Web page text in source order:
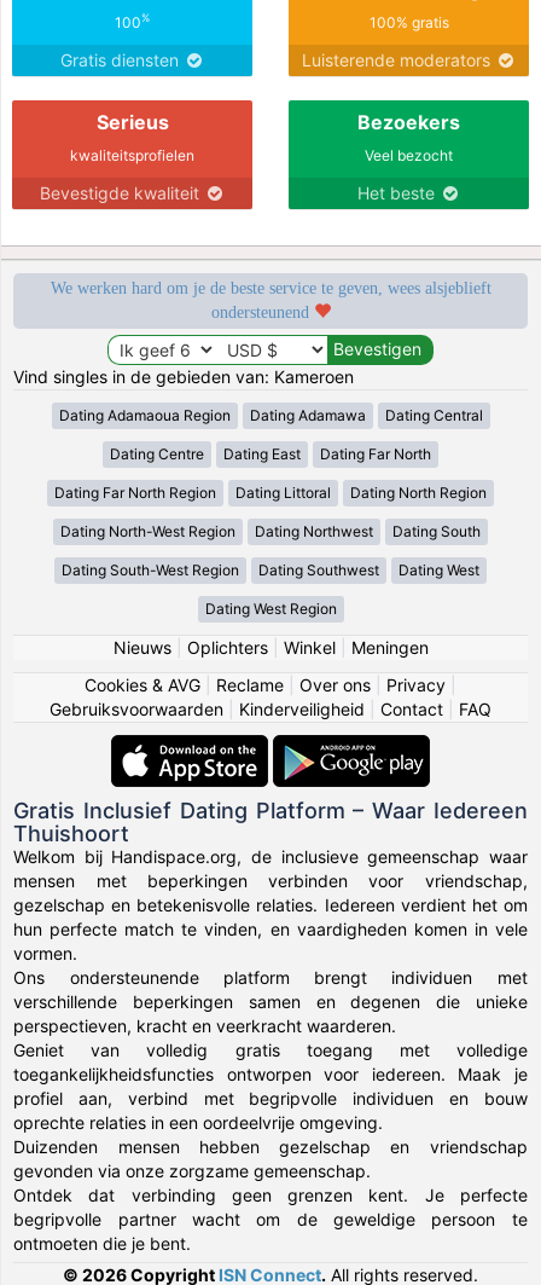
100%
Gratis diensten
100% gratis
Luisterende moderators
Serieus
kwaliteitsprofielen
Bevestigde kwaliteit
Bezoekers
Veel bezocht
Het beste
We werken hard om je de beste service te geven, wees alsjeblieft
ondersteunend
Vind singles in de gebieden van: Kameroen
Dating Adamaoua Region Dating Adamawa Dating Central
Dating Centre Dating East Dating Far North
Dating Far North Region Dating Littoral Dating North Region
Dating North-West Region Dating Northwest Dating South
Dating South-West Region Dating Southwest Dating West
Dating West Region
Nieuws| Oplichters| Winkel| Meningen
Cookies & AVG
Reclame Over ons Privacy
Gebruiksvoorwaarden
Kinderveiligheid Contact FAQ
Gratis Inclusief Dating Platform – Waar Iedereen
Thuishoort
Welkom bij Handispace.org, de inclusieve gemeenschap waar
mensen met beperkingen verbinden voor vriendschap,
gezelschap en betekenisvolle relaties. Iedereen verdient het om
hun perfecte match te vinden, en vaardigheden komen in vele
vormen.
Ons ondersteunende platform brengt individuen met
verschillende beperkingen samen en degenen die unieke
perspectieven, kracht en veerkracht waarderen.
Geniet van volledig gratis toegang met volledige
toegankelijkheidsfuncties ontworpen voor iedereen. Maak je
profiel aan, verbind met begripvolle individuen en bouw
oprechte relaties in een oordeelvrije omgeving.
Duizenden mensen hebben gezelschap en vriendschap
gevonden via onze zorgzame gemeenschap.
Ontdek dat verbinding geen grenzen kent. Je perfecte
begripvolle partner wacht om de geweldige persoon te
ontmoeten die je bent.
© 2026 Copyright ISN Connect. All rights reserved.